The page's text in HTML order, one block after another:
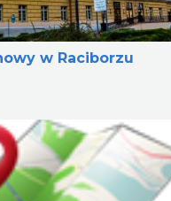
w Raciborzu